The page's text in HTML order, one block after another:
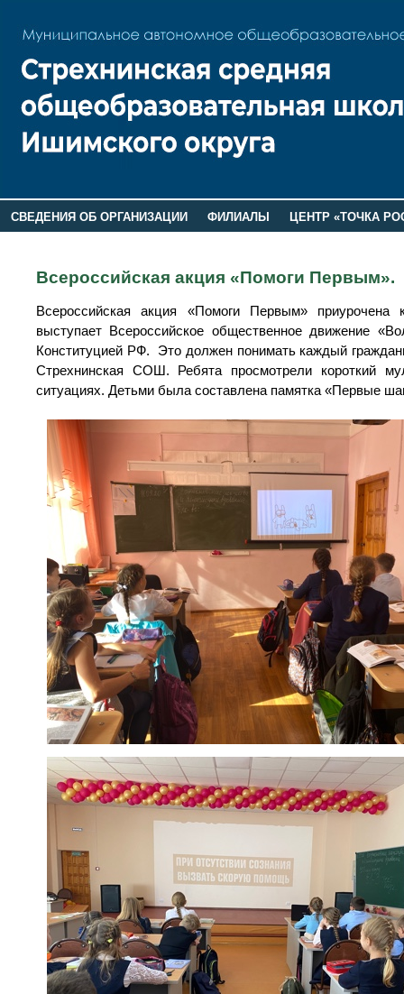
СВЕДЕНИЯ ОБ ОРГАНИЗАЦИИ ФИЛИАЛЫ
ЦЕНТР «ТОЧКА
Всероссийская акция «Помоги Первым».
Всероссийская акция «Помоги Первым»
выступает Всероссийское общественное движение
Конституцией РФ. Это должен понимать каждый
Стрехнинская СОШ. Ребята просмотрели короткий
ситуациях. Детьми была составлена памятка «Первые